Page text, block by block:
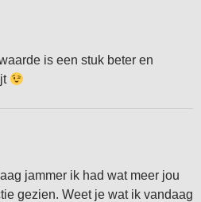
is een stuk beter en
jammer ik had wat meer jou
gezien. Weet je wat ik vandaag